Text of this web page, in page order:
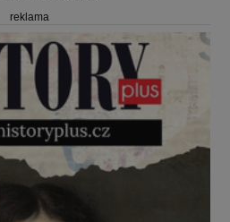
reklama